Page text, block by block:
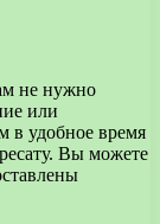
не нужно
или
в удобное время
Вы можете